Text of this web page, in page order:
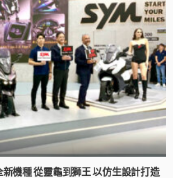
新機種 從靈龜到獅王 以仿生設計打造